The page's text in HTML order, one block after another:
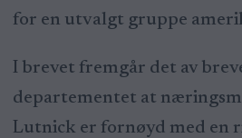
for en utvalgt gruppe
I brevet fremgår det av
departementet at
Lutnick er fornøyd med en